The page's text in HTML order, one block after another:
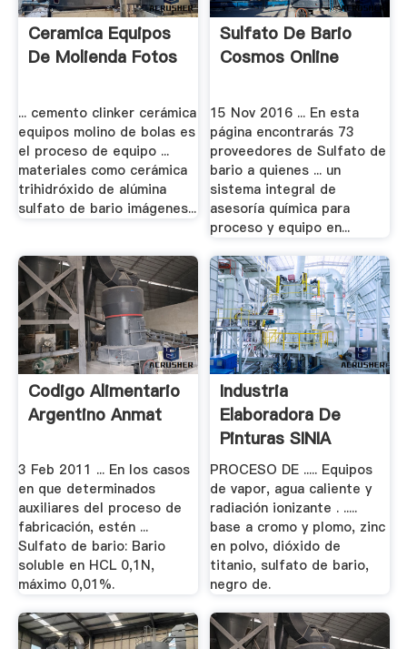
Ceramica Equipos
De Molienda Fotos
... cemento clinker cerámica
equipos molino de bolas es
el proceso de equipo ...
materiales como cerámica
trihidróxido de alúmina
sulfato de bario imágenes...
Sulfato De Bario
Cosmos Online
15 Nov 2016 ... En esta
página encontrarás 73
proveedores de Sulfato de
bario a quienes ... un
sistema integral de
asesoría química para
proceso y equipo en...
Codigo Alimentario
Argentino Anmat
3 Feb 2011 ... En los casos
en que determinados
auxiliares del proceso de
fabricación, estén ...
Sulfato de bario: Bario
soluble en HCL 0,1N,
máximo 0,01%.
Industria
Elaboradora De
Pinturas SINIA
PROCESO DE ..... Equipos
de vapor, agua caliente y
radiación ionizante . .....
base a cromo y plomo, zinc
en polvo, dióxido de
titanio, sulfato de bario,
negro de.